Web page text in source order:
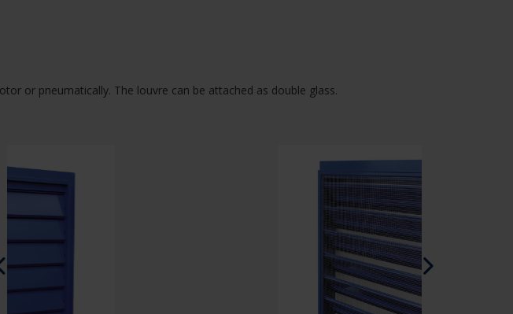
Česko - Česká republika
Španělština - Španělsko
Dánština - Dánsko
Norwegian - Norway
Švédština - Švédsko
Anglicky - Irsko
Anglicky - Kanada
Blízký Východ
Ruština - Rusko
or pneumatically. The louvre can be attached as double glass.